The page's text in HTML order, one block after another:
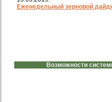
Еженедельный зерновой
Возможности